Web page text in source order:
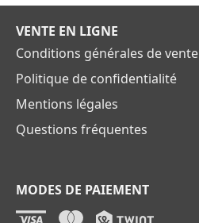
VENTE EN LIGNE
Conditions générales de vente
Politique de confidentialité
Mentions légales
Questions fréquentes
MODES DE PAIEMENT